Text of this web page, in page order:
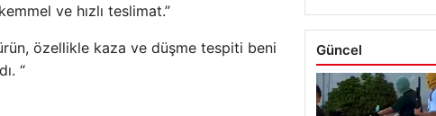
ve hızlı teslimat.”
özellikle kaza ve düşme tespiti beni
“
Güncel